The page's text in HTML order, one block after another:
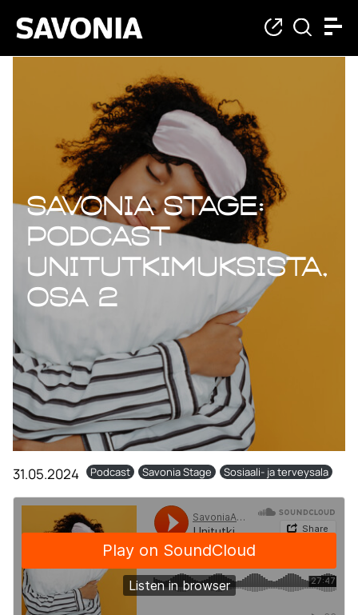
Savonia Stage:
Podcast
unitutkimuksista,
osa 2
31.05.2024 Podcast Savonia Stage Sosiaali- ja terveysala